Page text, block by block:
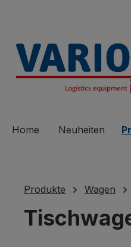
Home Neuheiten
Produkte Wagen